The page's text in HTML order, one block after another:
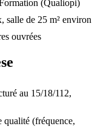
(Qualiopi)
salle de 25 m² environ
ouvrées
au 15/18/112,
qualité (fréquence,